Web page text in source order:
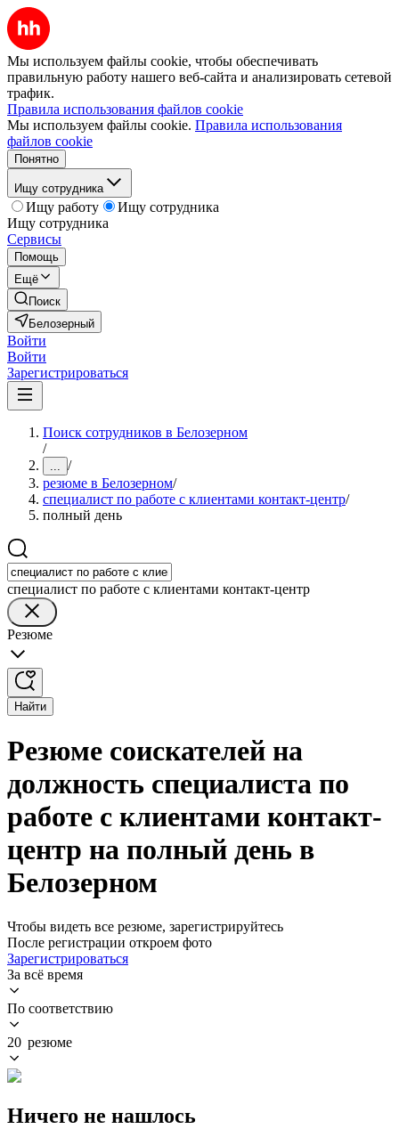
Мы используем файлы cookie, чтобы обеспечивать
правильную работу нашего веб-сайта и анализировать сетевой
трафик.
Правила использования файлов cookie
Мы используем файлы cookie. Правила использования
файлов cookie
Понятно
Ищу сотрудника
Ищу работу
Ищу сотрудника
Ищу сотрудника
Сервисы
Помощь
Ещё
Поиск
Белозерный
Войти
Войти
Зарегистрироваться
Поиск сотрудников в Белозерном
/
... /
резюме в Белозерном/
специалист по работе с клиентами контакт-центр/
полный день
специалист по работе с клиентами контакт-центр
Резюме
Найти
Резюме соискателей на
должность специалиста по
работе с клиентами контакт-
центр на полный день в
Белозерном
Чтобы видеть все резюме, зарегистрируйтесь
После регистрации откроем фото
Зарегистрироваться
За всё время
По соответствию
20 резюме
Ничего не нашлось